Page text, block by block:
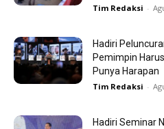
Tim Redaksi -
Hadiri
Pemimpin
Punya Harapan
Tim Redaksi -
Hadiri Seminar